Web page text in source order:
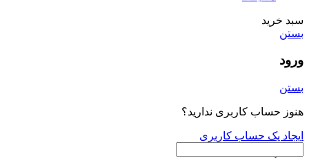
سبد خرید
بستن
ورود
بستن
هنوز حساب کاربری ندارید؟
ایجاد یک حساب کاربری